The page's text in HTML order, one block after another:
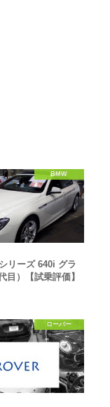
BMW
リーズ 640i グラ
目）【試乗評価】
ローバー